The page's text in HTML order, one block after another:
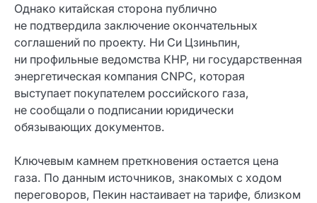
Однако китайская сторона публично
не подтвердила заключение окончательных
соглашений по проекту. Ни Си Цзиньпин,
ни профильные ведомства КНР, ни государственная
энергетическая компания CNPC, которая
выступает покупателем российского газа,
не сообщали о подписании юридически
обязывающих документов.
Ключевым камнем преткновения остается цена
газа. По данным источников, знакомых с ходом
переговоров, Пекин настаивает на тарифе, близком